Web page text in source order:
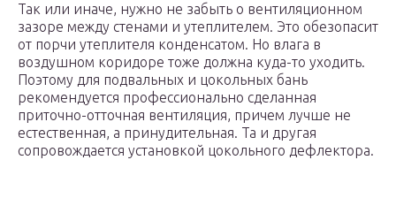
Так или иначе, нужно не забыть о вентиляционном
зазоре между стенами и утеплителем. Это обезопасит
от порчи утеплителя конденсатом. Но влага в
воздушном коридоре тоже должна куда-то уходить.
Поэтому для подвальных и цокольных бань
рекомендуется профессионально сделанная
приточно-отточная вентиляция, причем лучше не
естественная, а принудительная. Та и другая
сопровождается установкой цокольного дефлектора.